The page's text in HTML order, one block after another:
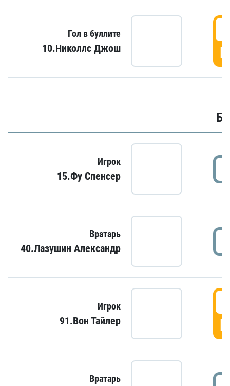
Гол в буллите
10.Николлс Джош
Игрок
15.Фу Спенсер
Вратарь
40.Лазушин Александр
Игрок
91.Вон Тайлер
Вратарь